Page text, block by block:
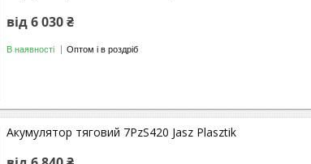
від 6 030 ₴
В наявності Оптом і в роздріб
Акумулятор тяговий 7PzS420 Jasz Plasztik